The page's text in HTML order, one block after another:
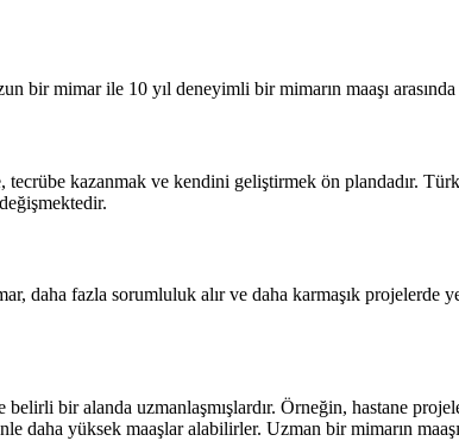
bir mimar ile 10 yıl deneyimli bir mimarın maaşı
kazanmak ve kendini geliştirmek ön plandadır.
daha fazla sorumluluk alır ve daha karmaşık projelerde
bir alanda uzmanlaşmışlardır. Örneğin, hastane
daha yüksek maaşlar alabilirler. Uzman bir mimarın